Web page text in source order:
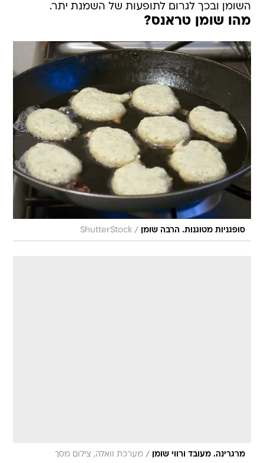
השומן ובכך לגרום לתופעות של השמנת יתר.
מהו שומן טראנס?
סופגניות מטוגנות. הרבה שומן /
ShutterStock
מרגרינה. מעובד ורווי שומן / מערכת וואלה, צילום מסך